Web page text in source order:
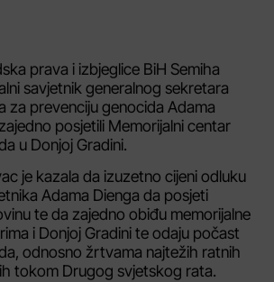
prava i izbjeglice BiH Semiha
savjetnik generalnog sekretara
za prevenciju genocida Adama
posjetili Memorijalni centar
u Donjoj Gradini.
je kazala da izuzetno cijeni odluku
Adama Dienga da posjeti
te da zajedno obiđu memorijalne
i Donjoj Gradini te odaju počast
odnosno žrtvama najtežih ratnih
tokom Drugog svjetskog rata.